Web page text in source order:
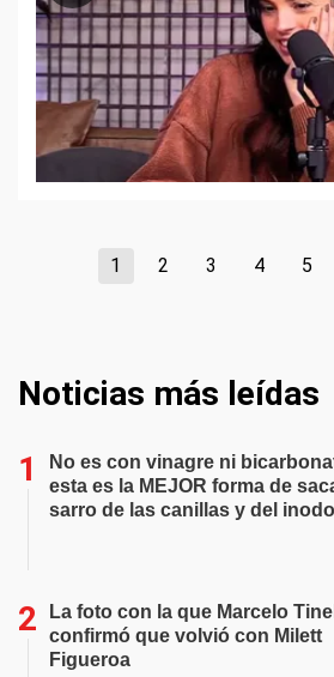
1 2 3 4 5
Noticias más leídas
No es con vinagre ni
esta es la MEJOR forma de
sarro de las canillas y del
La foto con la que Marcelo
confirmó que volvió con Milett
Figueroa